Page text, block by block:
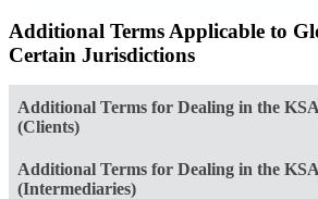
Additional Terms Applicable to
Certain Jurisdictions
Additional Terms for Dealing in the KSA
(Clients)
Additional Terms for Dealing in the KSA
(Intermediaries)